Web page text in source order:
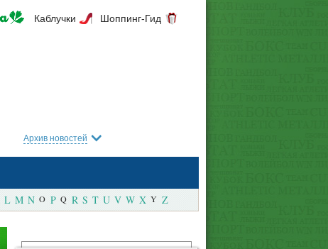
Каблучки Шоппинг-Гид
Архив новостей
L M N O P Q R S T U V W X Y Z